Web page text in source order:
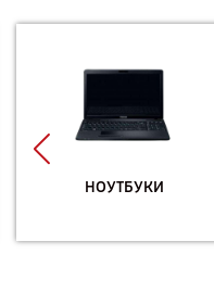
НОУТБУКИ